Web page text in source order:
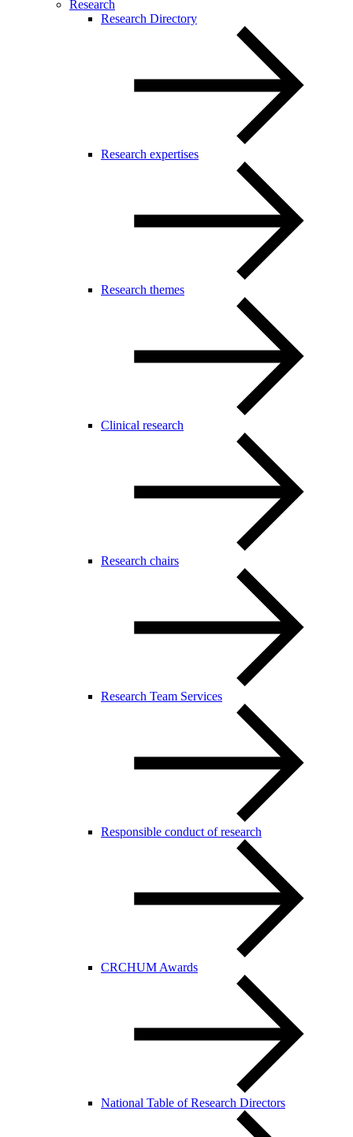
Research
Research Directory
Research expertises
Research themes
Clinical research
Research chairs
Research Team Services
Responsible conduct of research
CRCHUM Awards
National Table of Research Directors